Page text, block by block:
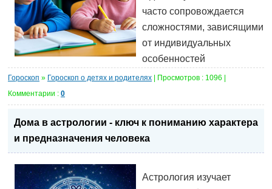
часто сопровождается
сложностями, зависящими
от индивидуальных
особенностей
Гороскоп » Гороскоп о детях и родителях | Просмотров : 1096 |
Комментарии : 0
Дома в астрологии - ключ к пониманию характера
и предназначения человека
Астрология изучает